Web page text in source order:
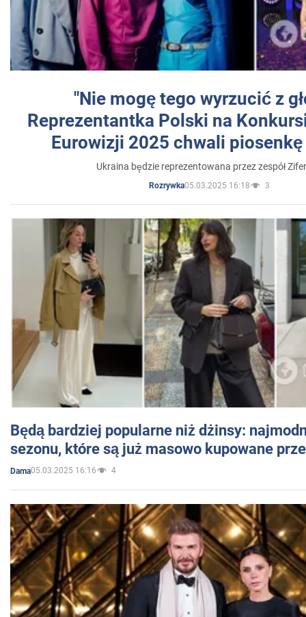
"Nie mogę tego wyrzucić z
Reprezentantka Polski na
Eurowizji 2025 chwali
Ukraina będzie reprezentowana przez zespół
Rozrywka05.03.2025 16:18 3
Będą bardziej popularne niż dżinsy:
sezonu, które są już masowo kupowane
Dama05.03.2025 16:16 4